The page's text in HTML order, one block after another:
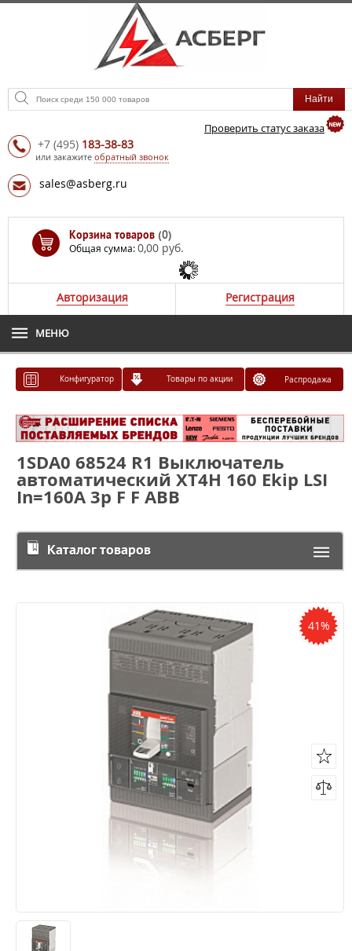
Проверить статус заказа
+7 (495) 183-38-83
или закажите обратный звонок
sales@asberg.ru
Корзина товаров (0)
Общая сумма:0,00 руб.
Авторизация Регистрация
МЕНЮ
Конфигуратор Товары по акции Распродажа
1SDA0 68524 R1 Выключатель
автоматический XT4H 160 Ekip LSI
In=160A 3p F F ABB
Каталог товаров
41%